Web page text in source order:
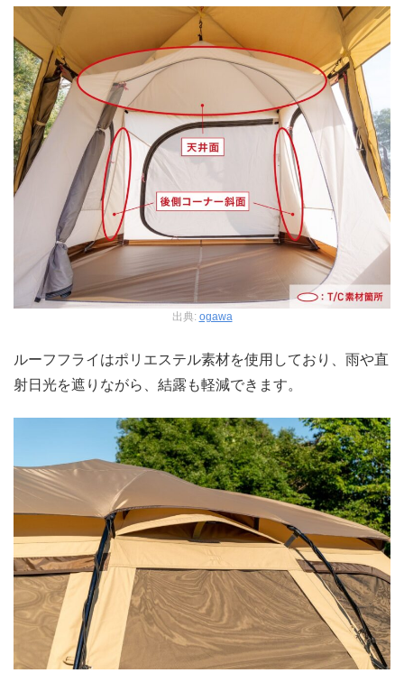
出典: ogawa
ルーフフライはポリエステル素材を使用しており、雨や直
射日光を遮りながら、結露も軽減できます。